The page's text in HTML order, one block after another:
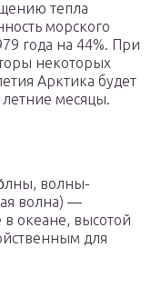
тепла
морского
года на 44%. При
некоторых
Арктика будет
месяцы.
волны-
волна) —
океане, высотой
для